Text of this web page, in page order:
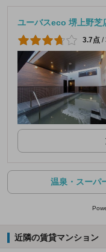
ユーバスeco 堺上野芝
3.7点 /
温泉・スーパ
近隣の賃貸マンション